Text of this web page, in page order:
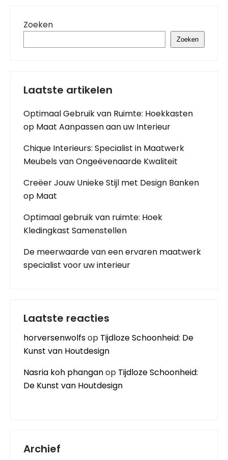
Zoeken
Zoeken
Laatste artikelen
Optimaal Gebruik van Ruimte: Hoekkasten
op Maat Aanpassen aan uw Interieur
Chique Interieurs: Specialist in Maatwerk
Meubels van Ongeëvenaarde Kwaliteit
Creëer Jouw Unieke Stijl met Design Banken
op Maat
Optimaal gebruik van ruimte: Hoek
Kledingkast Samenstellen
De meerwaarde van een ervaren maatwerk
specialist voor uw interieur
Laatste reacties
horversenwolfsop Tijdloze Schoonheid: De
Kunst van Houtdesign
Nasria koh phanganop Tijdloze Schoonheid:
De Kunst van Houtdesign
Archief